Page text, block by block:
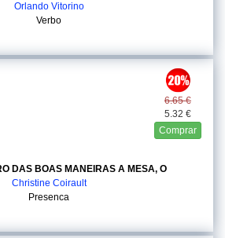
Orlando Vitorino
Verbo
6.65 €
5.32 €
Comprar
DAS BOAS MANEIRAS A MESA, O
Christine Coirault
Presenca